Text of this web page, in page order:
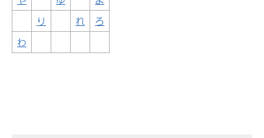
り
れ
ろ
わ